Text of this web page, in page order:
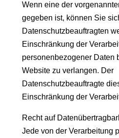
Wenn eine der
gegeben ist, können Sie
Datenschutzbeauftragten
Einschränkung der
personenbezogener Daten
Website zu verlangen. Der
Datenschutzbeauftragte
Einschränkung der
Recht auf
Jede von der Verarbeitung